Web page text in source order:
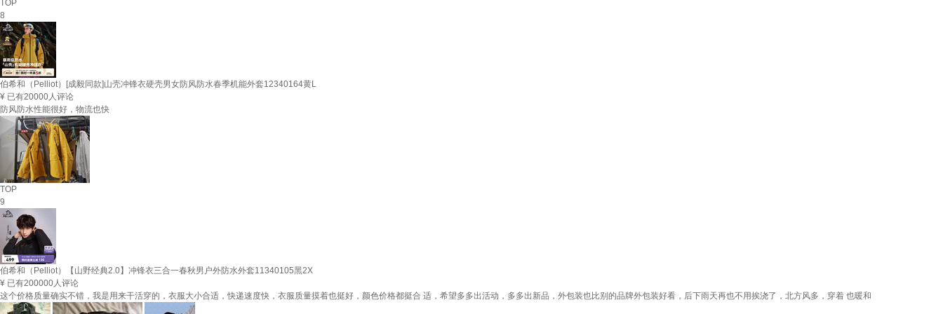
TOP
8
伯希和（Pelliot）[成毅同款]山壳冲锋衣硬壳男女防风防水春季机能外套12340164黄L
¥ 已有20000人评论
防风防水性能很好，物流也快
TOP
9
伯希和（Pelliot）【山野经典2.0】冲锋衣三合一春秋男户外防水外套11340105黑2X
¥ 已有200000人评论
这个价格质量确实不错，我是用来干活穿的，衣服大小合适，快递速度快，衣服质量摸着也挺好，颜色价格都挺合 适，希望多多出活动，多多出新品，外包装也比别的品牌外包装好看，后下雨天再也不用挨浇了，北方风多，穿着 也暖和